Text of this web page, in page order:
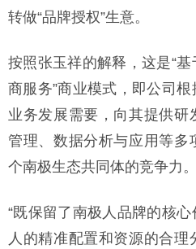
转做“品牌授权”生意。
按照张玉祥的解释，这是“
商服务”商业模式，即公司
业务发展需要，向其提供研
管理、数据分析与应用等多
个南极生态共同体的竞争力。
“既保留了南极人品牌的核心
人的精准配置和资源的合